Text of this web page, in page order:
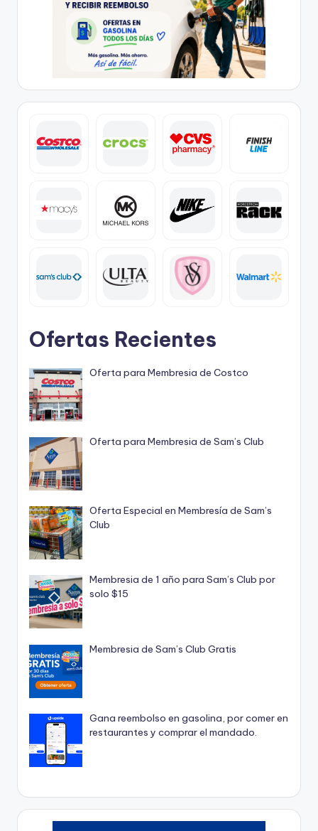
Ofertas Recientes
Oferta para Membresia de Costco
Oferta para Membresia de Sam’s Club
Oferta Especial en Membresía de Sam’s
Club
Membresia de 1 año para Sam’s Club por
solo $15
Membresia de Sam’s Club Gratis
Gana reembolso en gasolina, por comer en
restaurantes y comprar el mandado.